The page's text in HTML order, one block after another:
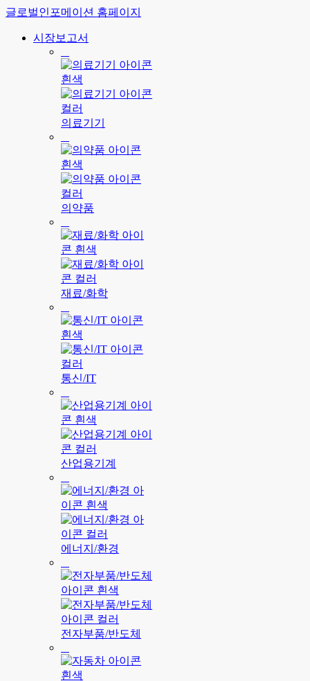
글로벌인포메이션 홈페이지
시장보고서
의료기기
의약품
재료/화학
통신/IT
산업용기계
에너지/환경
전자부품/반도체